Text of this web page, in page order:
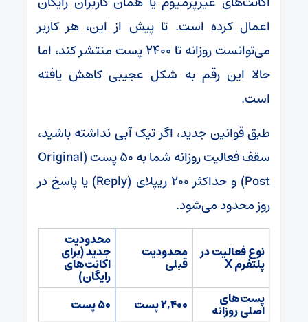
اعمال کرده است. تا پیش از این، هر کاربر
می‌توانست روزانه تا ۲۴۰۰ پست منتشر کند، اما
حالا این رقم به شکل عجیبی کاهش یافته
است.
طبق قوانین جدید، اگر تیک آبی نداشته باشید،
سقف فعالیت روزانه شما به ۵۰ پست (Original
Post) و حداکثر ۲۰۰ ریپلای (Reply) یا پاسخ در
روز محدود می‌شود.
نوع فعالیت در
پلتفرم X
محدودیت
قبلی
محدودیت
جدید (برای
اکانت‌های
رایگان)
پست‌های
اصلی روزانه ۲,۴۰۰ پست
۵۰ پست